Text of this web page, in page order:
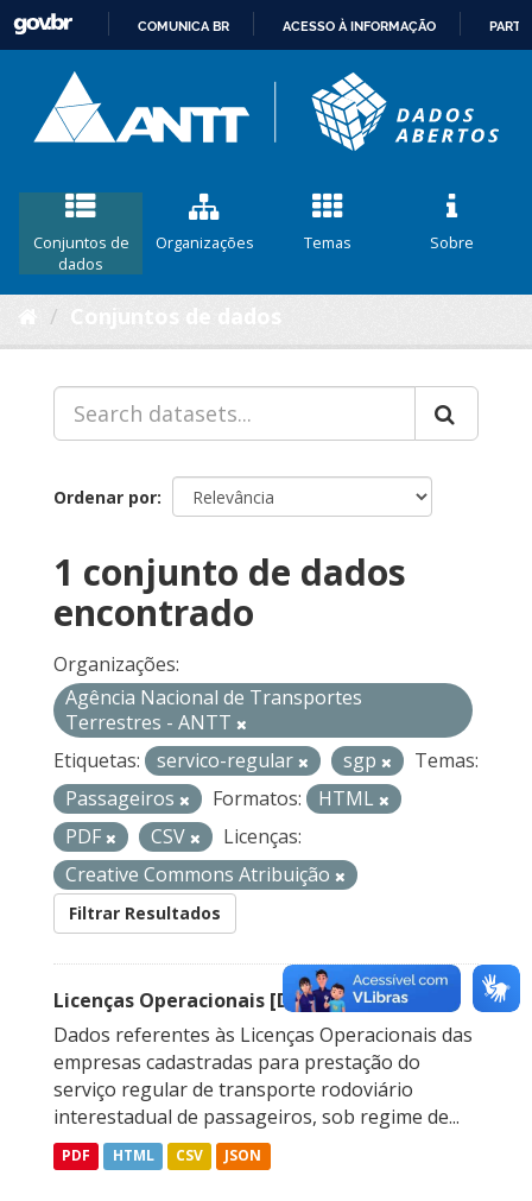
CONTEÚDO
COMUNICA BR ACESSO À INFORMAÇÃO
Conjuntos de
dados
Organizações Temas Sobre
Ordenar por
1 conjunto de dados
encontrado
Organizações:
Agência Nacional de Transportes
Terrestres - ANTT
Etiquetas:
servico-regular sgp
Temas:
Passageiros
Formatos:
HTML
PDF
CSV
Licenças:
Creative Commons Atribuição
Filtrar Resultados
Licenças Operacionais [Descontinuado]
Dados referentes às Licenças Operacionais das
empresas cadastradas para prestação do
serviço regular de transporte rodoviário
interestadual de passageiros, sob regime de...
PDF HTML CSV JSON